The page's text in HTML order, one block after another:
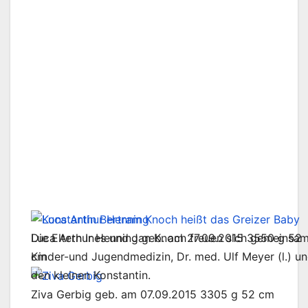
Luca Arthur Henning geb. am 27.09.2015 3550 g 52
cm
Ziva Gerbig geb. am 07.09.2015 3305 g 52 cm
Die Eltern Ines und Jan Knoch freuen sich
Kinder-und Jugendmedizin, Dr. med. Ulf Meyer (l.)
den kleinen Konstantin.